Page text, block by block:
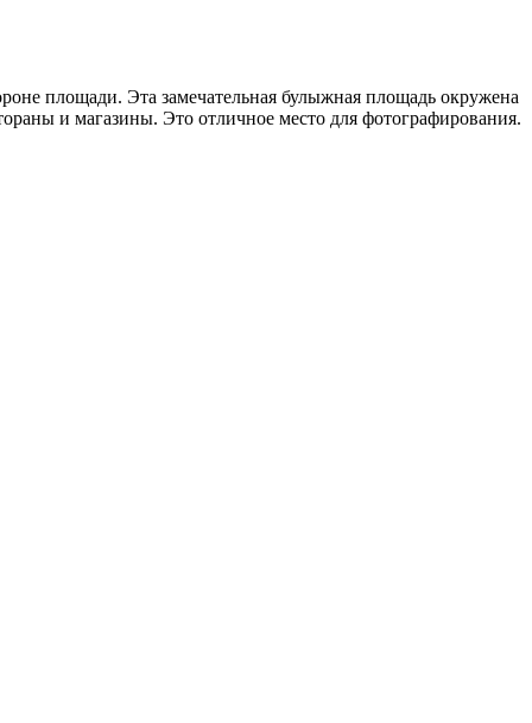
площади. Эта замечательная булыжная площадь окружена
и магазины. Это отличное место для фотографирования.